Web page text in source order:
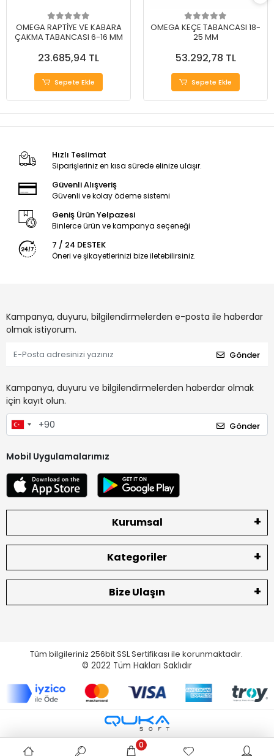
OMEGA RAPTİYE VE KABARA
ÇAKMA TABANCASI 6-16 MM
23.685,94 TL
Sepete Ekle
OMEGA KEÇE TABANCASI 18-
25 MM
53.292,78 TL
Sepete Ekle
Hızlı Teslimat
Siparişleriniz en kısa sürede elinize ulaşır.
Güvenli Alışveriş
Güvenli ve kolay ödeme sistemi
Geniş Ürün Yelpazesi
Binlerce ürün ve kampanya seçeneği
7 / 24 DESTEK
Öneri ve şikayetlerinizi bize iletebilirsiniz.
Kampanya, duyuru, bilgilendirmelerden e-posta ile haberdar
olmak istiyorum.
Gönder
Kampanya, duyuru ve bilgilendirmelerden haberdar olmak
için kayıt olun.
Gönder
Mobil Uygulamalarımız
Kurumsal
Kategoriler
Bize Ulaşın
Tüm bilgileriniz 256bit SSL Sertifikası ile korunmaktadır.
© 2022 Tüm Hakları Saklıdır
0